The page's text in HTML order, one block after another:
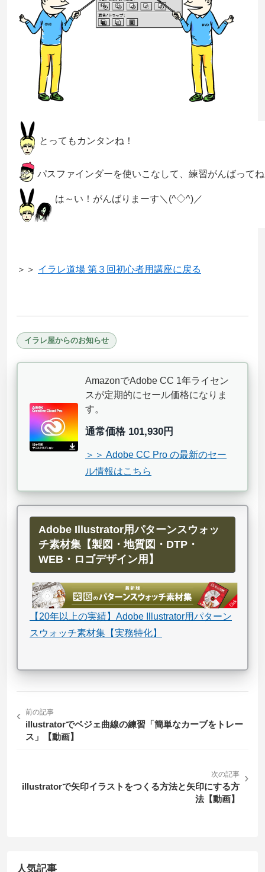
とってもカンタンね！
パスファインダーを使いこなして、練習がんばって
は～い！がんばりまーす＼(^◇^)／
＞＞ イラレ道場 第３回初心者用講座に戻る
イラレ屋からのお知らせ
AmazonでAdobe CC 1年ライセン
スが定期的にセール価格になりま
す。
通常価格 101,930円
＞＞ Adobe CC Pro の最新のセー
ル情報はこちら
Adobe Illustrator用パターンスウォッ
チ素材集【製図・地質図・DTP・
WEB・ロゴデザイン用】
【20年以上の実績】Adobe Illustrator用パターン
スウォッチ素材集【実務特化】
‹ 前の記事
illustratorでベジェ曲線の練習「簡単なカーブをトレー
ス」【動画】
次の記事
illustratorで矢印イラストをつくる方法と矢印にする方
法【動画】
›
人気記事